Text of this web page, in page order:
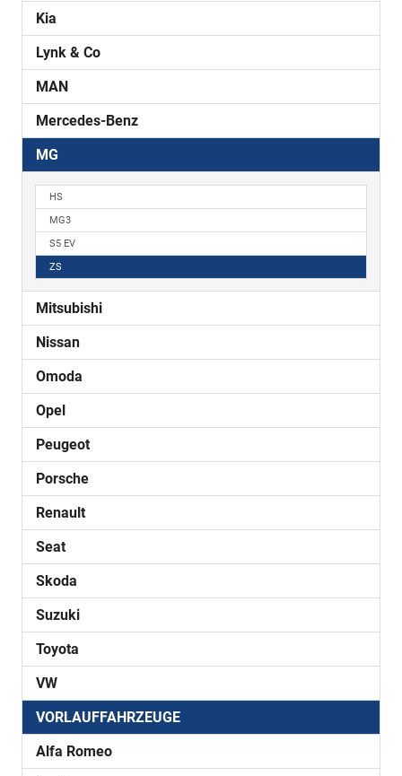
Kia
Lynk & Co
MAN
Mercedes-Benz
MG
HS
MG3
S5 EV
ZS
Mitsubishi
Nissan
Omoda
Opel
Peugeot
Porsche
Renault
Seat
Skoda
Suzuki
Toyota
VW
VORLAUFFAHRZEUGE
Alfa Romeo